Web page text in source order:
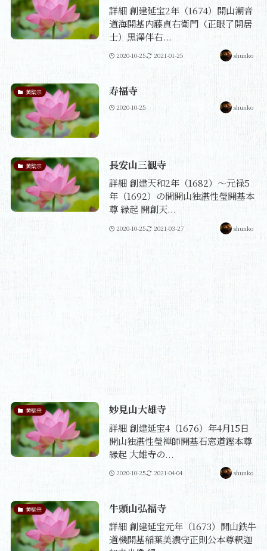
詳細 創建延宝2年（1674）開山潮音
道海開基内藤貞右衛門（正眼了開居
士）黒澤伴右...
2020-10-25 2021-01-25 shunko
黄檗宗 寿福寺
2020-10-25 shunko
黄檗宗 長安山三観寺
詳細 創建天和2年（1682）〜元禄5
年（1692）の間開山独湛性瑩開基本
尊 縁起 開創天...
2020-10-25 2021-03-27 shunko
黄檗宗 妙見山大雄寺
詳細 創建延宝4（1676）年4月15日
開山独湛性瑩禅師開基石窓道鏗本尊
縁起 大雄寺の...
2020-10-25 2021-04-04 shunko
黄檗宗 牛頭山弘福寺
詳細 創建延宝元年（1673）開山鉄牛
道機開基稲葉美濃守正則公本尊釈迦